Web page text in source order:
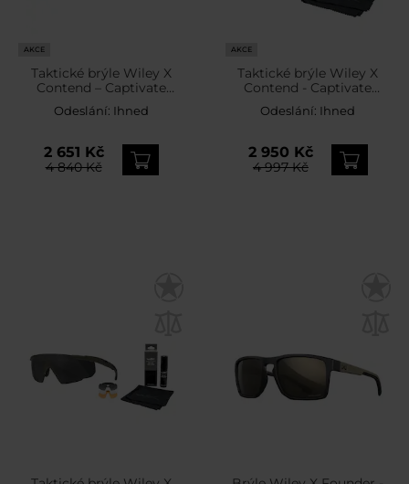
AKCE
Taktické brýle Wiley X
Contend – Captivate
Polarized Blue Mirror /
Matte Graphite
Odeslání: Ihned
2 651 Kč
4 840 Kč
AKCE
Taktické brýle Wiley X
Contend - Captivate
Polarized Blue
Mirror/Matte Graphite +
sada
Odeslání: Ihned
2 950 Kč
4 997 Kč